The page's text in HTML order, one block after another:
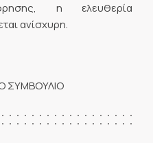
η ελευθερία
ανίσχυρη.
ΣΥΜΒΟΥΛΙΟ